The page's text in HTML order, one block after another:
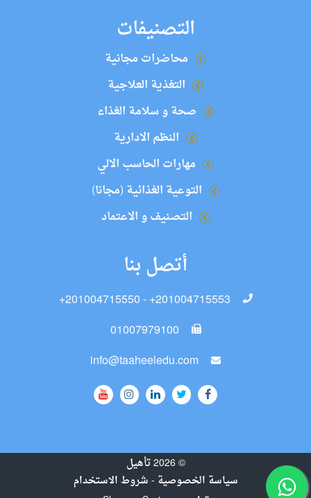
التصنيفات
محاضرات مجانية
التغذية العلاجية
صحة و سلامة الغذاء
النظم الادارية
مهارات الحاسب الالي
التوعية الغذائية (مجانا)
التصنيف و الاعتماد
أتصل بنا
+201004715550 - +201004715553
01007979100
info@taaheeledu.com
©
2026تأهيل
سياسة الخصوصية -شروط الاستخدام